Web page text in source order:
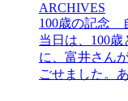
ARCHIVES
100歳の記念
当日は、100
に、富井さん
ごせました。